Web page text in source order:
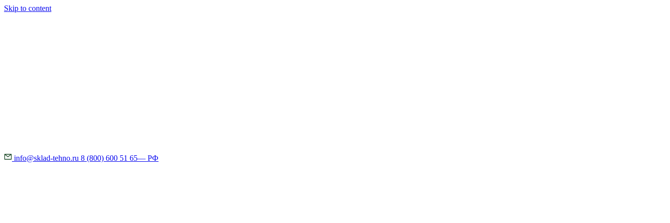
Skip to content
info@sklad-tehno.ru 8 (800) 600 51 65— РФ